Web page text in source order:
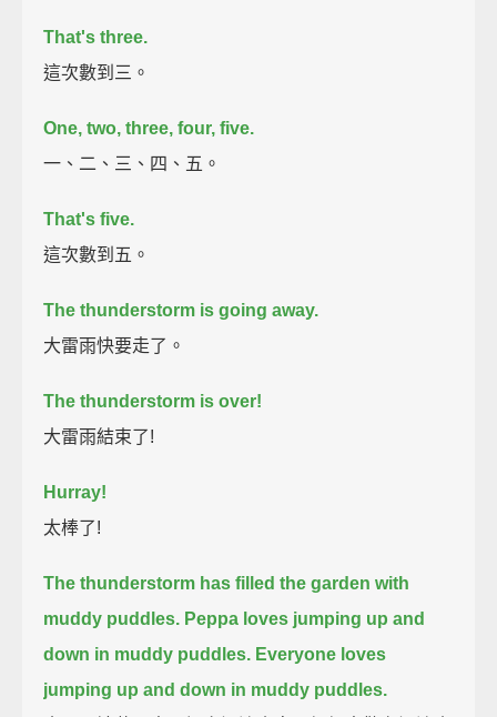
That's three.
這次數到三。
One, two, three, four, five.
一、二、三、四、五。
That's five.
這次數到五。
The thunderstorm is going away.
大雷雨快要走了。
The thunderstorm is over!
大雷雨結束了!
Hurray!
太棒了!
The thunderstorm has filled the garden with
muddy puddles. Peppa loves jumping up and
down in muddy puddles. Everyone loves
jumping up and down in muddy puddles.